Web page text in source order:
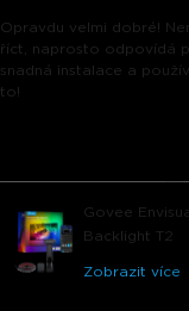
Opravdu velmi dobré!
říct, naprosto odpovídá
snadná instalace a
to!
Govee
Backlight T2
Zobrazit více